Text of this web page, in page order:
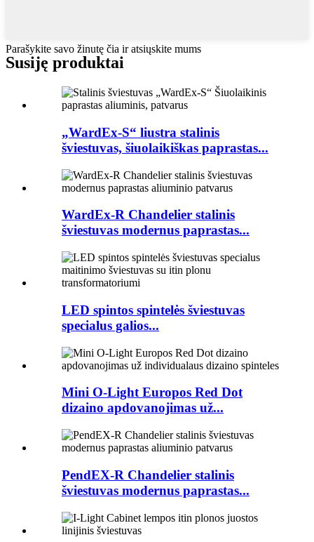
Parašykite savo žinutę čia ir atsiųskite mums
Susiję produktai
„WardEx-S“ liustra stalinis
šviestuvas, šiuolaikiškas paprastas...
WardEx-R Chandelier stalinis
šviestuvas modernus paprastas...
LED spintos spintelės šviestuvas
specialus galios...
Mini O-Light Europos Red Dot
dizaino apdovanojimas už...
PendEX-R Chandelier stalinis
šviestuvas modernus paprastas...